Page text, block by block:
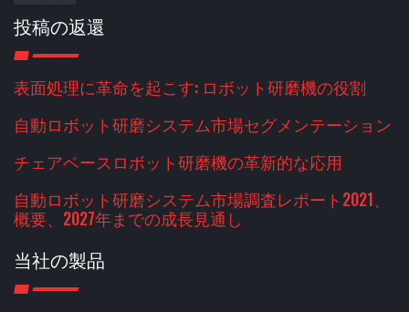
投稿の返還
表面処理に革命を起こす: ロボット研磨機の役割
自動ロボット研磨システム市場セグメンテーション
チェアベースロボット研磨機の革新的な応用
自動ロボット研磨システム市場調査レポート2021、
概要、2027年までの成長見通し
当社の製品